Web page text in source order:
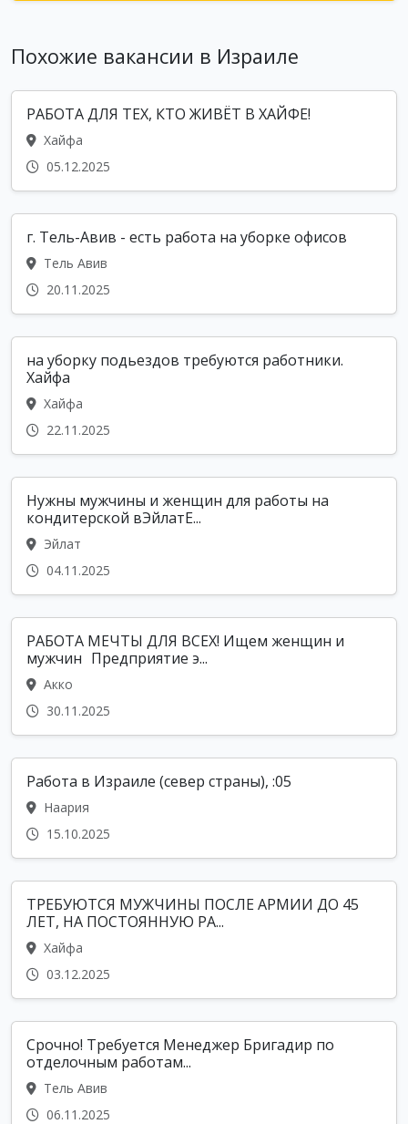
Похожие вакансии в Израиле
РАБОТА ДЛЯ ТЕХ, КТО ЖИВЁТ В ХАЙФЕ!
Хайфа
05.12.2025
г. Тель-Авив - есть работа на уборке офисов
Тель Авив
20.11.2025
на уборку подьездов требуются работники.
Хайфа
Хайфа
22.11.2025
Нужны мужчины и женщин для работы на
кондитерской вЭйлатЕ...
Эйлат
04.11.2025
РАБОТА МЕЧТЫ ДЛЯ ВСЕХ! Ищем женщин и
мужчин Предприятие э...
Акко
30.11.2025
Работа в Израиле (север страны), :05
Наария
15.10.2025
ТРЕБУЮТСЯ МУЖЧИНЫ ПОСЛЕ АРМИИ ДО 45
ЛЕТ, НА ПОСТОЯННУЮ РА...
Хайфа
03.12.2025
Срочно! Требуется Менеджер Бригадир по
отделочным работам...
Тель Авив
06.11.2025